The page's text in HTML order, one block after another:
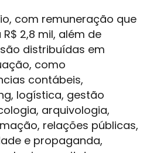
com remuneração que
2,8 mil, além de
distribuídas em
como
contábeis,
logística, gestão
arquivologia,
relações públicas,
e propaganda,